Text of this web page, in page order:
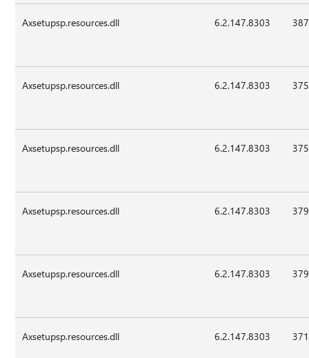
Axsetupsp.resources.dll 6.2.147.8303
Axsetupsp.resources.dll 6.2.147.8303
Axsetupsp.resources.dll 6.2.147.8303
Axsetupsp.resources.dll 6.2.147.8303
Axsetupsp.resources.dll 6.2.147.8303
Axsetupsp.resources.dll 6.2.147.8303